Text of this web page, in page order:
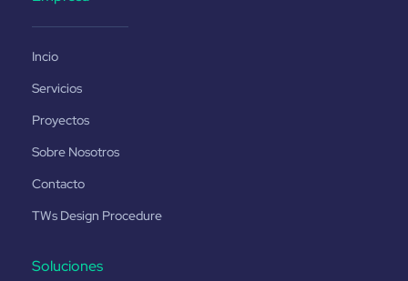
Incio
Servicios
Proyectos
Sobre Nosotros
Contacto
TWs Design Procedure
Soluciones